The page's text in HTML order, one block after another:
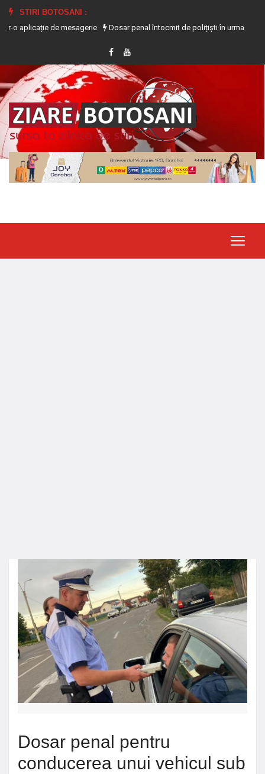
STIRI BOTOSANI :
de mesagerie
Dosar penal întocmit de polițiști în urma producerii unui
Dosar penal pentru
conducerea unui vehicul sub